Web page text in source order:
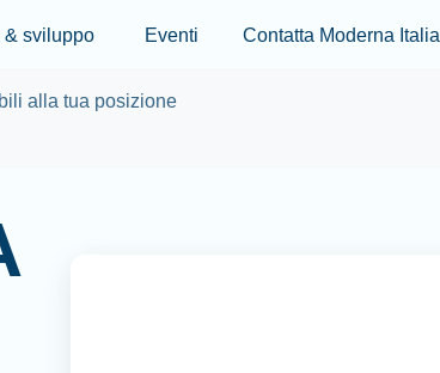
Skip to main content
& sviluppo Eventi Contatta Moderna Italia
alla tua posizione